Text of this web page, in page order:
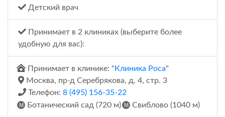
Детский врач
Принимает в 2 клиниках (выберите более
удобную для вас):
Принимает в клинике: " Клиника Роса"
Москва, пр-д Серебрякова, д. 4, стр. 3
Телефон: 8 (495) 156-35-22
Ботанический сад (720 м)
Свиблово (1040 м)